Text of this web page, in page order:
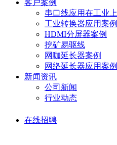
客户案例
串口线应用在工业上
工业转换器应用案例
HDMI分屏器案例
挖矿易驱线
网咖延长器案例
网络延长器应用案例
新闻资讯
公司新闻
行业动态
在线招聘